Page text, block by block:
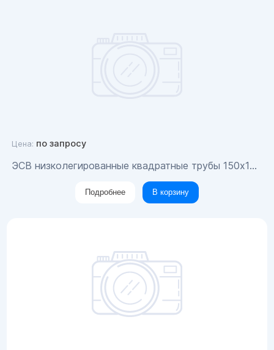
Цена: по запросу
ЭСВ низколегированные квадратные трубы 150x150x10
Подробнее В корзину